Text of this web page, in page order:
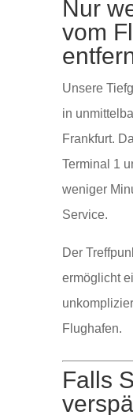
Nur
vom
Unsere
in
Frankfurt.
Terminal 1
weniger
Service.
Der
ermöglicht
Flughafen.
Falls